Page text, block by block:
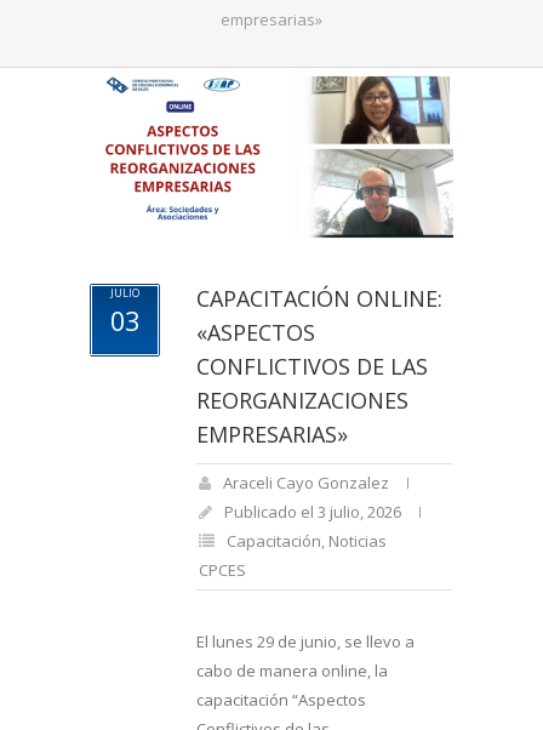
empresarias»
JULIO
03
CAPACITACIÓN ONLINE:
«ASPECTOS
CONFLICTIVOS DE LAS
REORGANIZACIONES
EMPRESARIAS»
Araceli Cayo Gonzalez
Publicado el 3 julio, 2026
Capacitación Noticias
CPCES
El lunes 29 de junio, se llevo a
cabo de manera online, la
capacitación “Aspectos